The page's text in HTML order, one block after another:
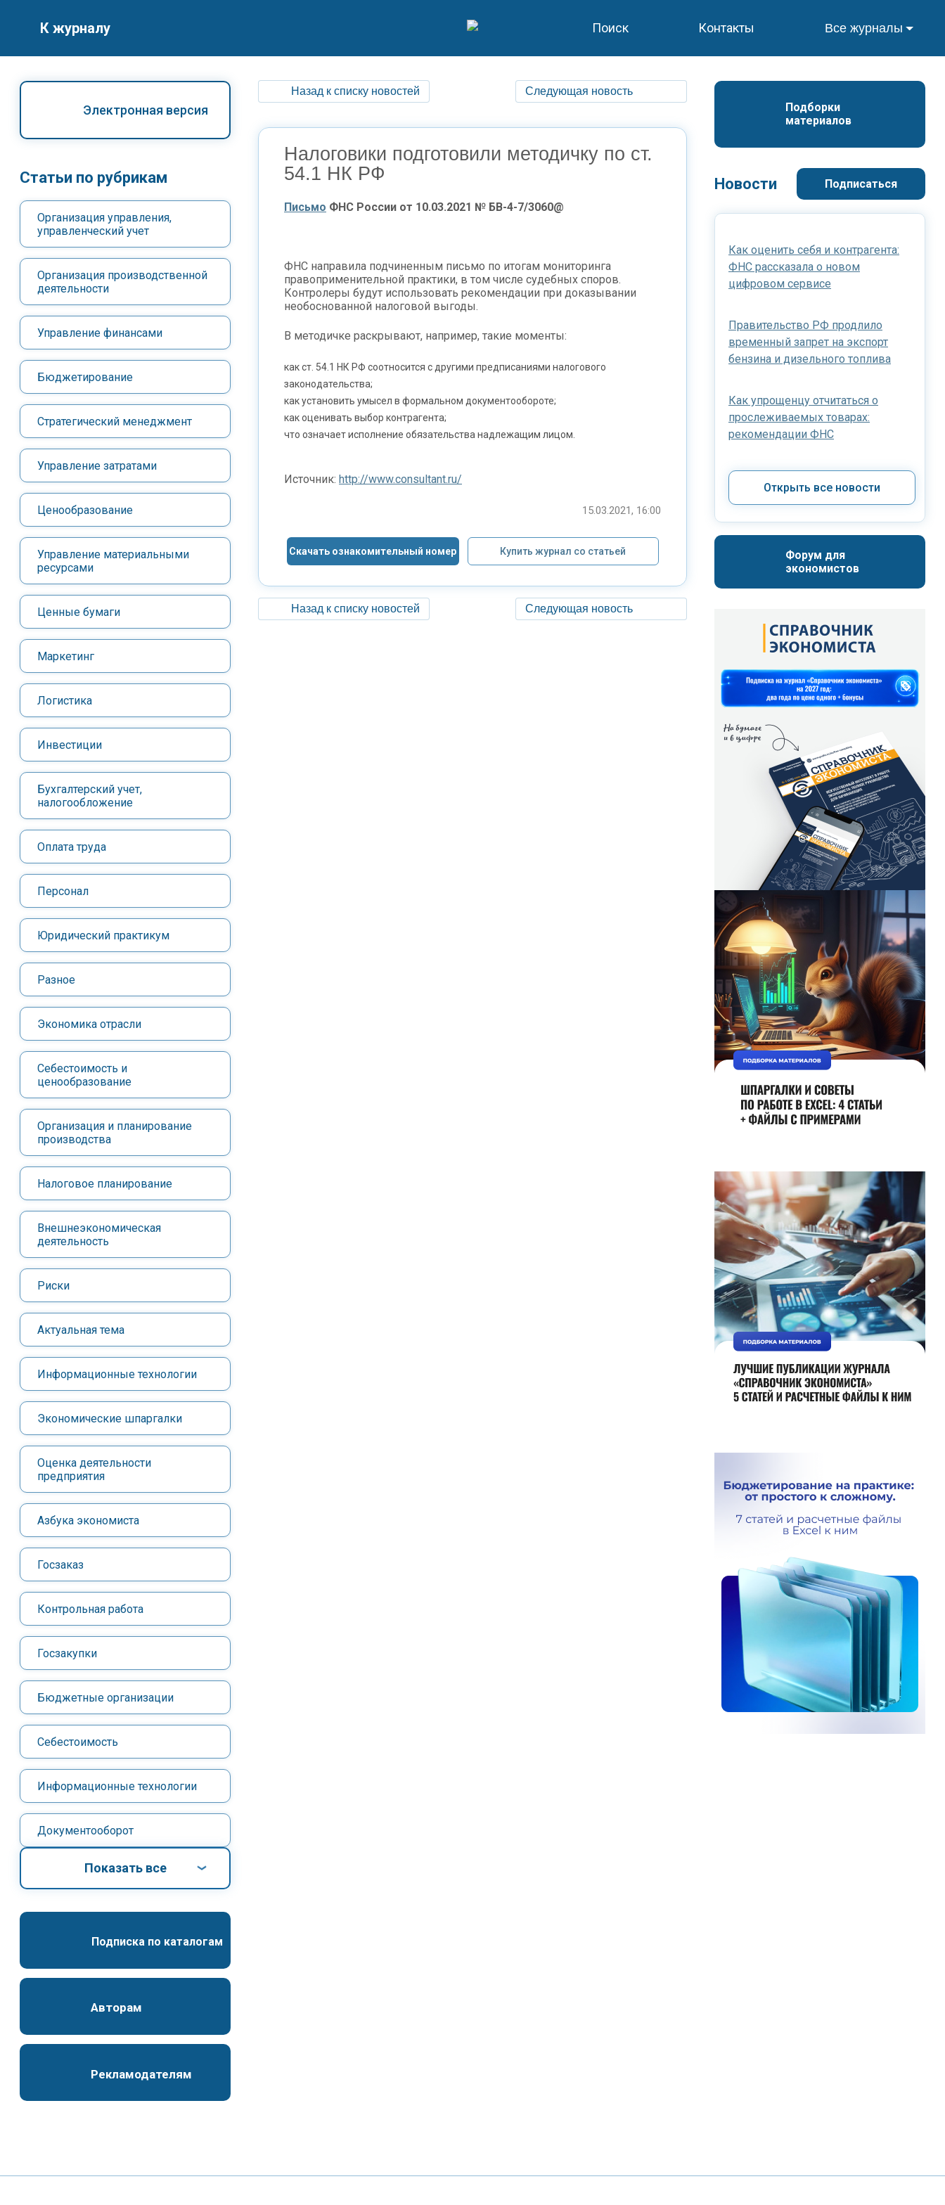
К журналу Поиск Контакты Все журналы
Электронная версия
Статьи по рубрикам
Организация управления,
управленческий учет
Организация производственной
деятельности
Управление финансами
Бюджетирование
Стратегический менеджмент
Управление затратами
Ценообразование
Управление материальными
ресурсами
Ценные бумаги
Маркетинг
Логистика
Инвестиции
Бухгалтерский учет,
налогообложение
Оплата труда
Персонал
Юридический практикум
Разное
Экономика отрасли
Себестоимость и
ценообразование
Организация и планирование
производства
Налоговое планирование
Внешнеэкономическая
деятельность
Риски
Актуальная тема
Информационные технологии
Экономические шпаргалки
Оценка деятельности
предприятия
Азбука экономиста
Госзаказ
Контрольная работа
Госзакупки
Бюджетные организации
Себестоимость
Информационные технологии
Документооборот
Показать все
Подписка по каталогам
Авторам
Рекламодателям
Назад к списку новостей Следующая новость
Налоговики подготовили методичку по ст.
54.1 НК РФ
Письмо ФНС России от 10.03.2021 № БВ-4-7/3060@
ФНС направила подчиненным письмо по итогам мониторинга
правоприменительной практики, в том числе судебных споров.
Контролеры будут использовать рекомендации при доказывании
необоснованной налоговой выгоды.
В методичке раскрывают, например, такие моменты:
как ст. 54.1 НК РФ соотносится с другими предписаниями налогового
законодательства;
как установить умысел в формальном документообороте;
как оценивать выбор контрагента;
что означает исполнение обязательства надлежащим лицом.
Источник: http://www.consultant.ru/
15.03.2021, 16:00
Скачать ознакомительный номер Купить журнал со статьей
Назад к списку новостей Следующая новость
Подборки
материалов
Новости Подписаться
Как оценить себя и контрагента:
ФНС рассказала о новом
цифровом сервисе
Правительство РФ продлило
временный запрет на экспорт
бензина и дизельного топлива
Как упрощенцу отчитаться о
прослеживаемых товарах:
рекомендации ФНС
Открыть все новости
Форум для
экономистов